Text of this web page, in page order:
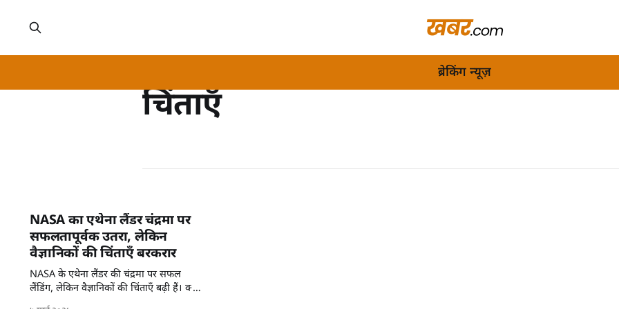
ब्रेकिंग न्यूज़
चिंताएँ
NASA का एथेना लैंडर चंद्रमा पर
सफलतापूर्वक उतरा, लेकिन
वैज्ञानिकों की चिंताएँ बरकरार
NASA के एथेना लैंडर की चंद्रमा पर सफल
लैंडिंग, लेकिन वैज्ञानिकों की चिंताएँ बढ़ी हैं। क्या
ये नई खोजें महत्वपूर्ण होंगी?